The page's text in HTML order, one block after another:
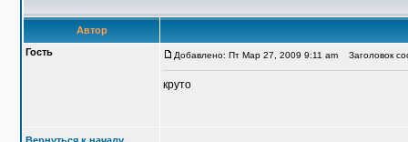
Автор
Гость
Добавлено: Пт Мар 27, 2009 9:11 am Заголовок
круто